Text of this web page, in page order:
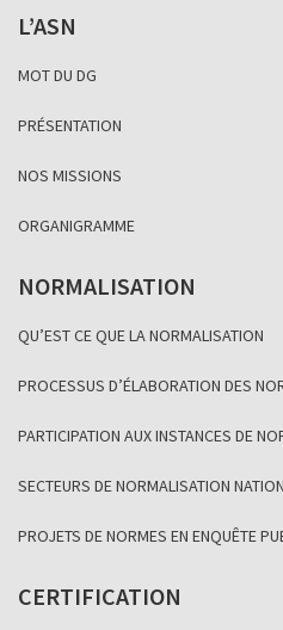
L’ASN
MOT DU DG
PRÉSENTATION
NOS MISSIONS
ORGANIGRAMME
NORMALISATION
QU’EST CE QUE LA NORMALISATION
PROCESSUS D’ÉLABORATION DES
PARTICIPATION AUX INSTANCES DE
SECTEURS DE NORMALISATION
PROJETS DE NORMES EN ENQUÊTE
CERTIFICATION